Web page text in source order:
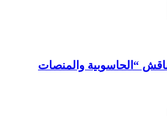
“الحاسوبية والمنصات